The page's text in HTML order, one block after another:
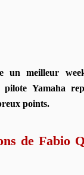
un meilleur
pilote Yamaha
points.
de Fabio